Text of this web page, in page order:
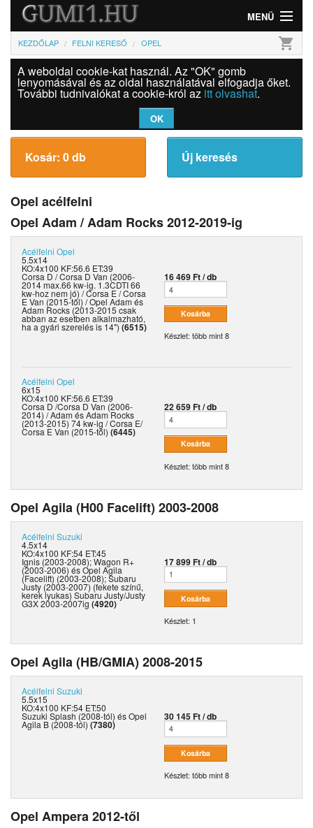
MENÜ
Gumi
Felni
Bejelentkezés
KEZDŐLAP FELNI KERESŐ OPEL shopping_cart
A weboldal cookie-kat használ. Az "OK" gomb
lenyomásával és az oldal használatával elfogadja őket.
További tudnivalókat a cookie-król az itt olvashat.
OK
Kosár: 0 db Új keresés
Opel acélfelni
Opel Adam / Adam Rocks 2012-2019-ig
Acélfelni Opel
5.5x14
KO:4x100 KF:56.6 ET:39
Corsa D / Corsa D Van (2006-
2014 max.66 kw-ig. 1.3CDTI 66
kw-hoz nem jó) / Corsa E / Corsa
E Van (2015-től) / Opel Adam és
Adam Rocks (2013-2015 csak
abban az esetben alkalmazható,
ha a gyári szerelés is 14") (6515)
16 469 Ft / db
Készlet: több mint 8
Acélfelni Opel
6x15
KO:4x100 KF:56.6 ET:39
Corsa D /Corsa D Van (2006-
2014) / Adam és Adam Rocks
(2013-2015) 74 kw-ig / Corsa E/
Corsa E Van (2015-től) (6445)
22 659 Ft / db
Készlet: több mint 8
Opel Agila (H00 Facelift) 2003-2008
Acélfelni Suzuki
4.5x14
KO:4x100 KF:54 ET:45
Ignis (2003-2008); Wagon R+
(2003-2006) és Opel Agila
(Facelift) (2003-2008); Subaru
Justy (2003-2007) (fekete színű,
kerek lyukas) Subaru Justy/Justy
G3X 2003-2007ig (4920)
17 899 Ft / db
Készlet: 1
Opel Agila (HB/GMIA) 2008-2015
Acélfelni Suzuki
5.5x15
KO:4x100 KF:54 ET:50
Suzuki Splash (2008-tól) és Opel
Agila B (2008-tól) (7380)
30 145 Ft / db
Készlet: több mint 8
Opel Ampera 2012-től